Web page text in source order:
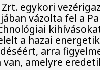
egykori
vázolta fel a
a hazai
arra
amelyre